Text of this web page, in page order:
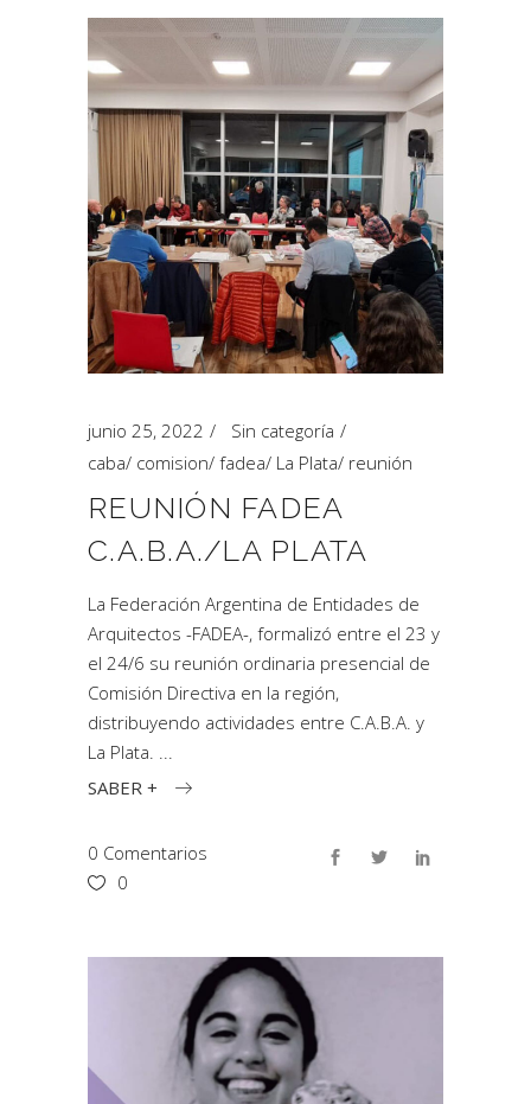
junio 25, 2022
Sin categoría
caba/ comision/ fadea/ La Plata/ reunión
REUNIÓN FADEA
C.A.B.A./LA PLATA
La Federación Argentina de Entidades de
Arquitectos -FADEA-, formalizó entre el 23 y
el 24/6 su reunión ordinaria presencial de
Comisión Directiva en la región,
distribuyendo actividades entre C.A.B.A. y
La Plata.
SABER +
0 Comentarios
0